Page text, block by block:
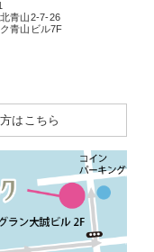
青山2-7-26
青山ビル7F
はこちら